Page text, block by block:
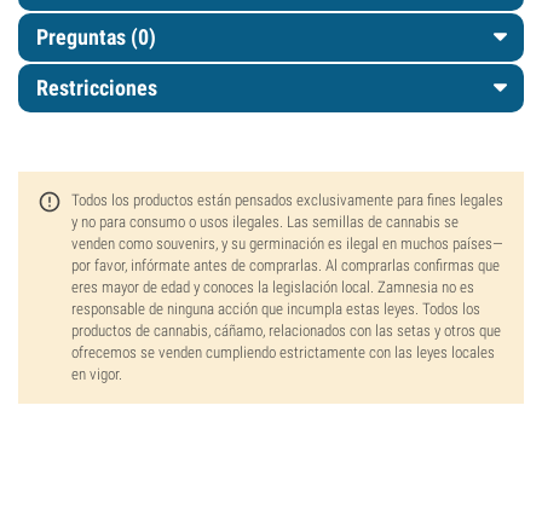
Preguntas (0)
Restricciones
Todos los productos están pensados exclusivamente para fines legales
y no para consumo o usos ilegales. Las semillas de cannabis se
venden como souvenirs, y su germinación es ilegal en muchos países—
por favor, infórmate antes de comprarlas. Al comprarlas confirmas que
eres mayor de edad y conoces la legislación local. Zamnesia no es
responsable de ninguna acción que incumpla estas leyes. Todos los
productos de cannabis, cáñamo, relacionados con las setas y otros que
ofrecemos se venden cumpliendo estrictamente con las leyes locales
en vigor.